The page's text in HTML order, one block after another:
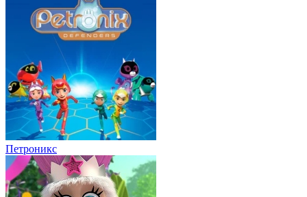
Петроникс